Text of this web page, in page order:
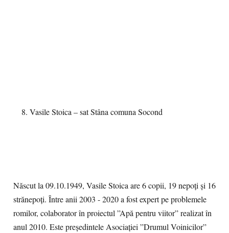
Vasile Stoica – sat Stâna comuna Socond
Născut la 09.10.1949, Vasile Stoica are 6 copii, 19 nepoți și 16
strănepoți. Între anii 2003 - 2020 a fost expert pe problemele
romilor, colaborator în proiectul ”Apă pentru viitor” realizat în
anul 2010. Este președintele Asociației ”Drumul Voinicilor”